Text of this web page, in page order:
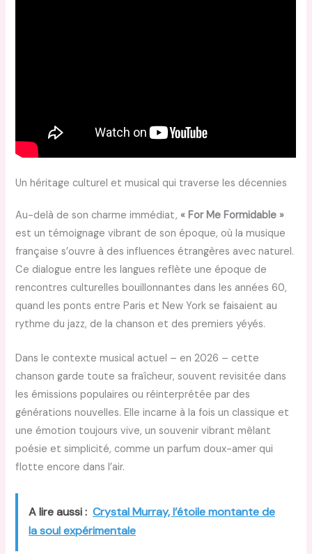
Un héritage culturel et musical qui traverse les décennies
Au-delà de son charme immédiat,« For Me Formidable »
est un témoignage vibrant de son époque, où la musique
française s’ouvre à des influences étrangères avec naturel.
Ce dialogue entre les langues reflète une époque de
rencontres culturelles bouillonnantes dans les années 60,
quand les ponts entre Paris et New York se faisaient au
rythme du jazz, de la chanson et des premiers yéyés.
Dans le contexte musical actuel – en 2026 – cette
chanson garde toute sa fraîcheur, souvent revisitée dans
les émissions populaires ou réinterprétée par des
générations nouvelles. Elle incarne à la fois un classique et
une émotion toujours vive, un souvenir vibrant mêlant
poésie et simplicité, comme un parfum doux-amer qui
flotte encore dans l’air.
A lire aussi : Crystal Murray, l’étoile montante de
la soul expérimentale